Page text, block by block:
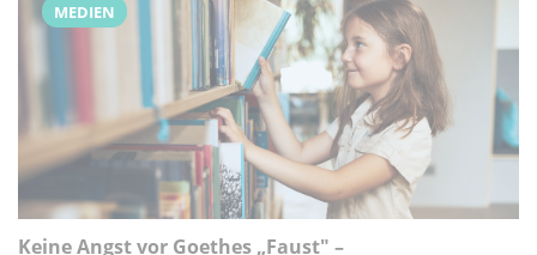
MEDIEN
Keine Angst vor Goethes „Faust" –